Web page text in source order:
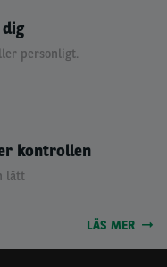
personligt.
kontrollen
lätt
LÄS MER